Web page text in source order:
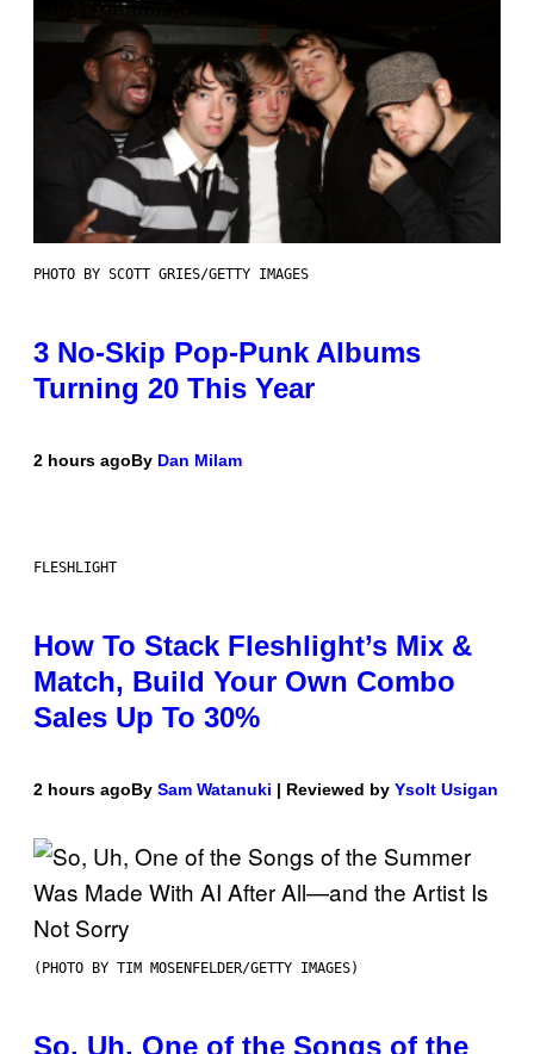
PHOTO BY SCOTT GRIES/GETTY IMAGES
3 No-Skip Pop-Punk Albums
Turning 20 This Year
2 hours agoBy Dan Milam
FLESHLIGHT
How To Stack Fleshlight’s Mix &
Match, Build Your Own Combo
Sales Up To 30%
2 hours agoBy Sam Watanuki | Reviewed by Ysolt Usigan
(PHOTO BY TIM MOSENFELDER/GETTY IMAGES)
So, Uh, One of the Songs of the